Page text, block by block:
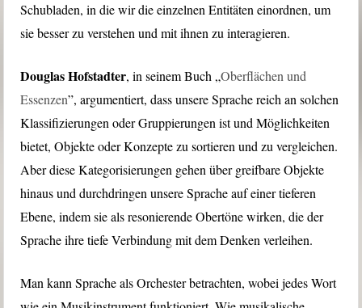
Schubladen, in die wir die einzelnen Entitäten einordnen, um
sie besser zu verstehen und mit ihnen zu interagieren.
Douglas Hofstadter, in seinem Buch „Oberflächen und
Essenzen”, argumentiert, dass unsere Sprache reich an solchen
Klassifizierungen oder Gruppierungen ist und Möglichkeiten
bietet, Objekte oder Konzepte zu sortieren und zu vergleichen.
Aber diese Kategorisierungen gehen über greifbare Objekte
hinaus und durchdringen unsere Sprache auf einer tieferen
Ebene, indem sie als resonierende Obertöne wirken, die der
Sprache ihre tiefe Verbindung mit dem Denken verleihen.
Man kann Sprache als Orchester betrachten, wobei jedes Wort